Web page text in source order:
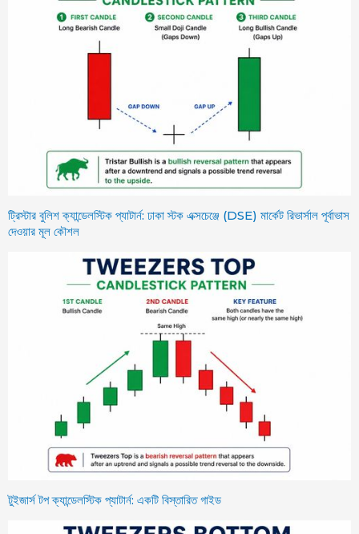
ট্রিস্টার বুলিশ ক্যান্ডেলস্টিক প্যাটার্ন: ঢাকা স্টক এক্সচেঞ্জে (DSE) মার্কেট রিভার্সাল পূর্বাভাস
দেওয়ার মূল কৌশল
টুইজার্স টপ ক্যান্ডেলস্টিক প্যাটার্ন: একটি বিস্তারিত গাইড